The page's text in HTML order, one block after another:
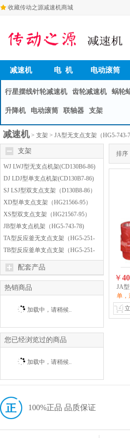
收藏传动之源减速机商城
减速机 电 机 电动滚筒
行星摆线针轮减速机 齿轮减速机 蜗轮
升降机 电动滚筒 联轴器 支架
减速机> 支架 > JA型无支点支架（HG5-743-
排序
￥
JA
单，
支架
WJ LWJ型无支点机架(CD130B6-86)
DJ LDJ型单支点机架(CD130B7-86)
SJ LSJ型双支点支架（D130B8-86）
XD型单支点支架（HG21566-95）
XS型双支点支架（HG21567-95）
JB型单支点机架（HG5-743-78)
TA型反应釜无支点支架（HG5-251-
79）
TB型反应釜单支点支架（HG5-251-
79）
配套产品
热销商品
加载中，请稍候..
您已经浏览过的商品
加载中，请稍候..
100%正品 品质保证